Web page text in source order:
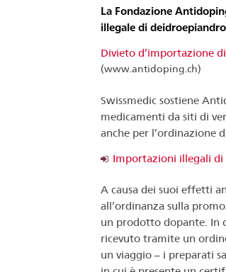
La Fondazione
illegale di
Divieto d’importazione
(www.antidoping.ch)
Swissmedic sostiene
medicamenti da siti di
anche per l’ordinazione
Importazioni illegali di
A causa dei suoi effetti
all’ordinanza sulla
un prodotto dopante. In
ricevuto tramite un
un viaggio – i preparati